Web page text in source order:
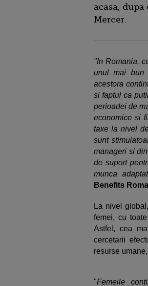
acasa,
Mercer.
"In Romania,
unul mai bun
acestora
si faptul ca
perioadei de
economice si
taxe la nivel
sunt
manageri si
de suport
munca
Benefits
La nivel
femei, cu
Astfel, cea
cercetarii
resurse
"Femeile